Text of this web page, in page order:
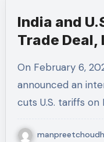
India and
Trade Deal,
On February 6, 2026, India and the United States
announced an
cuts U.S. tariffs on